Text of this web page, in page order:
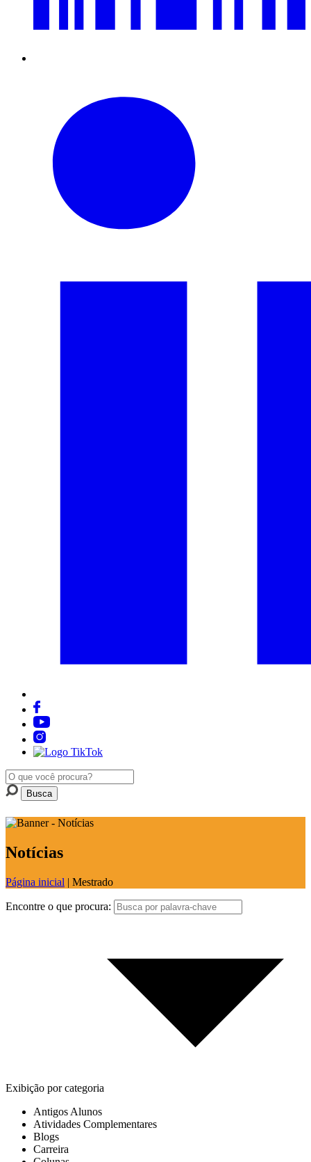
Notícias
Página inicial | Mestrado
Encontre o que procura:
Exibição por categoria
Antigos Alunos
Atividades Complementares
Blogs
Carreira